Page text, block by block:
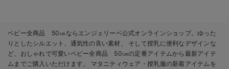
ベビー全商品 50㎝ならエンジェリーベ公式オンラインショップ。ゆった
りとしたシルエット、通気性の良い素材、 そして授乳に便利なデザインな
ど、おしゃれで可愛いベビー全商品 50㎝の定番アイテムから最新アイテ
ムまでご購入いただけます。 マタニティウェア・授乳服の新着アイテムを